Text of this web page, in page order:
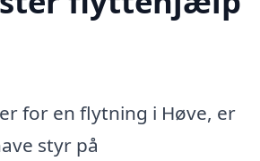
for en flytning i Høve, er
styr på